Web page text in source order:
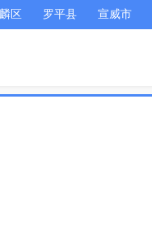
区 罗平县 宣威市